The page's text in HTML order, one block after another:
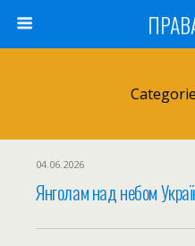
04.06.2026
Янголам над небом